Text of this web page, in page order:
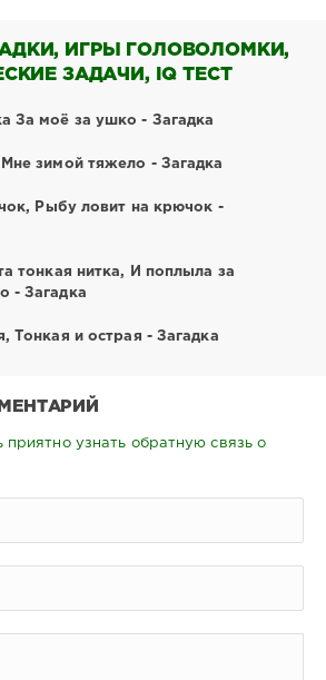
ИГРЫ ГОЛОВОЛОМКИ,
ЗАДАЧИ, IQ ТЕСТ
За моё за ушко - Загадка
зимой тяжело - Загадка
Рыбу ловит на крючок -
тонкая нитка, И поплыла за
- Загадка
Тонкая и острая - Загадка
приятно узнать обратную связь о